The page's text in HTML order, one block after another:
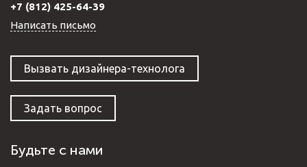
+7 (812) 425-64-39
Написать письмо
Вызвать дизайнера-технолога
Задать вопрос
Будьте с нами